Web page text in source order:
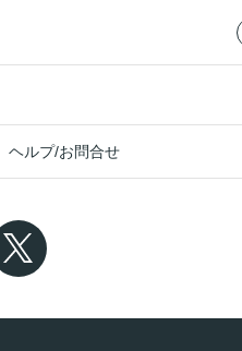
ヘルプ/お問合せ